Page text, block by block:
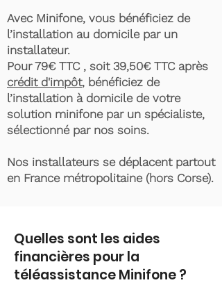
Avec Minifone, vous bénéficiez de
l’installation au domicile par un
installateur.
Pour 79€ TTC , soit 39,50€ TTC après
crédit d'impôt, bénéficiez de
l’installation à domicile de votre
solution minifone par un spécialiste,
sélectionné par nos soins.
Nos installateurs se déplacent partout
en France métropolitaine (hors Corse).
Quelles sont les aides
financières pour la
téléassistance Minifone ?